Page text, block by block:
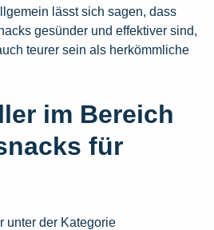
lässt sich sagen, dass
gesünder und effektiver sind,
teurer sein als herkömmliche
im Bereich
für
unter der Kategorie